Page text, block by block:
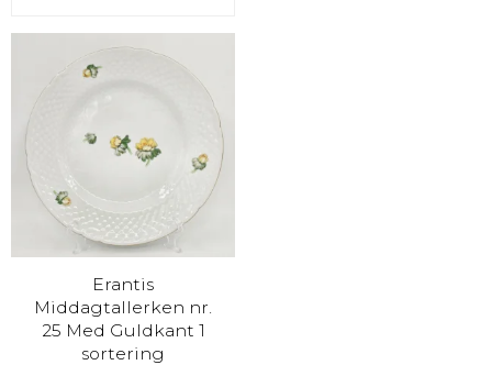
Erantis
Middagtallerken nr.
25 Med Guldkant 1
sortering